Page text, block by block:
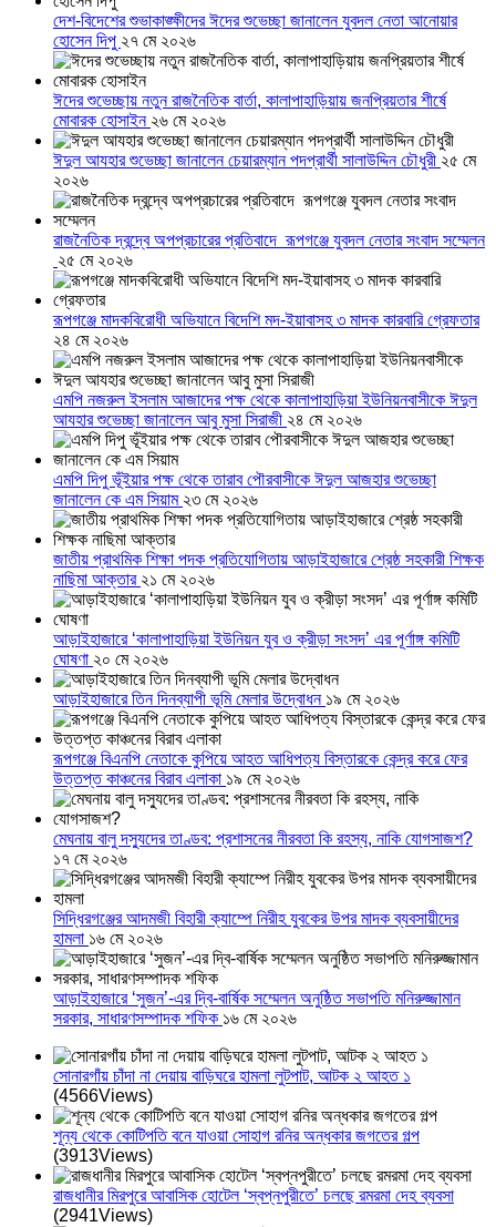
দেশ-বিদেশের শুভাকাঙ্ক্ষীদের ঈদের শুভেচ্ছা জানালেন যুবদল নেতা আনোয়ার
হোসেন দিপু ২৭ মে ২০২৬
ঈদের শুভেচ্ছায় নতুন রাজনৈতিক বার্তা, কালাপাহাড়িয়ায় জনপ্রিয়তার শীর্ষে
মোবারক হোসাইন ২৬ মে ২০২৬
ঈদুল আযহার শুভেচ্ছা জানালেন চেয়ারম্যান পদপ্রার্থী সালাউদ্দিন চৌধুরী ২৫ মে
২০২৬
রাজনৈতিক দ্বন্দ্বে অপপ্রচারের প্রতিবাদে ‎রূপগঞ্জে যুবদল নেতার সংবাদ সম্মেলন
২৫ মে ২০২৬
রূপগঞ্জে মাদকবিরোধী অভিযানে বিদেশি মদ-ইয়াবাসহ ৩ মাদক কারবারি গ্রেফতার
২৪ মে ২০২৬
এমপি নজরুল ইসলাম আজাদের পক্ষ থেকে কালাপাহাড়িয়া ইউনিয়নবাসীকে ঈদুল
আযহার শুভেচ্ছা জানালেন আবু মুসা সিরাজী ২৪ মে ২০২৬
এমপি দিপু ভূঁইয়ার পক্ষ থেকে তারাব পৌরবাসীকে ঈদুল আজহার শুভেচ্ছা
জানালেন কে এম সিয়াম ২৩ মে ২০২৬
জাতীয় প্রাথমিক শিক্ষা পদক প্রতিযোগিতায় আড়াইহাজারে শ্রেষ্ঠ সহকারী শিক্ষক
নাছিমা আক্তার ২১ মে ২০২৬
আড়াইহাজারে ‘কালাপাহাড়িয়া ইউনিয়ন যুব ও ক্রীড়া সংসদ’ এর পূর্ণাঙ্গ কমিটি
ঘোষণা ২০ মে ২০২৬
আড়াইহাজারে তিন দিনব্যাপী ভূমি মেলার উদ্বোধন ১৯ মে ২০২৬
রূপগঞ্জে বিএনপি নেতাকে কুপিয়ে আহত আধিপত্য বিস্তারকে কেন্দ্র করে ফের
উত্তপ্ত কাঞ্চনের বিরাব এলাকা ১৯ মে ২০২৬
মেঘনায় বালু দস্যুদের তাণ্ডব: প্রশাসনের নীরবতা কি রহস্য, নাকি যোগসাজশ?
১৭ মে ২০২৬
সিদ্ধিরগঞ্জের আদমজী বিহারী ক্যাম্পে নিরীহ যুবকের উপর মাদক ব্যবসায়ীদের
হামলা ১৬ মে ২০২৬
আড়াইহাজারে ‘সুজন’-এর দ্বি-বার্ষিক সম্মেলন অনুষ্ঠিত সভাপতি মনিরুজ্জামান
সরকার, সাধারণসম্পাদক শফিক ১৬ মে ২০২৬
সোনারগাঁয় চাঁদা না দেয়ায় বাড়িঘরে হামলা লুটপাট, আটক ২ আহত ১
(4566Views)
শূন্য থেকে কোটিপতি বনে যাওয়া সোহাগ রনির অন্ধকার জগতের গল্প
(3913Views)
রাজধানীর মিরপুরে আবাসিক হোটেল ‘স্বপ্নপুরীতে’ চলছে রমরমা দেহ ব্যবসা
(2941Views)